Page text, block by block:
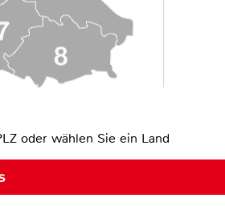
oder wählen Sie ein Land